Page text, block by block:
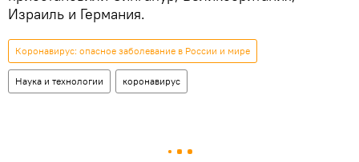
Израиль и Германия.
Коронавирус: опасное заболевание в России и мире
Наука и технологии коронавирус